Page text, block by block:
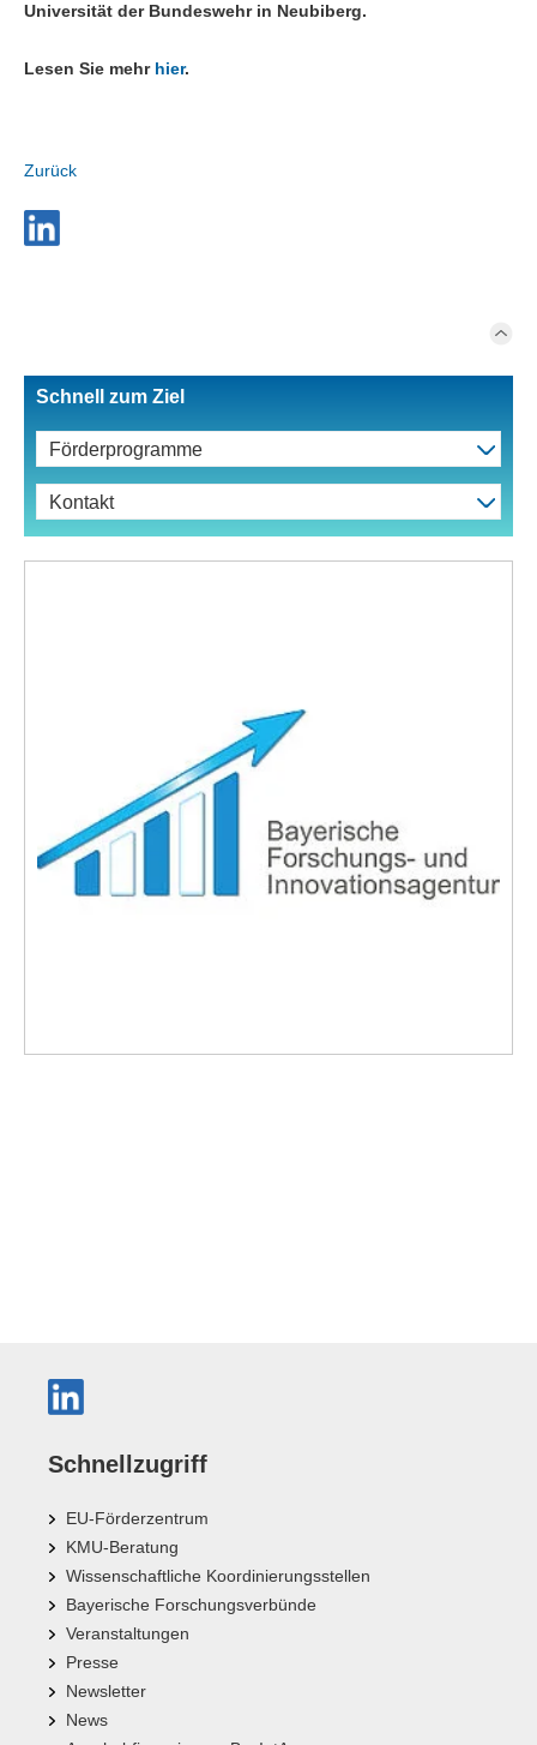
Universität der Bundeswehr in Neubiberg.
Lesen Sie mehr hier.
Zurück
Schnell zum Ziel
Förderprogramme
Kontakt
Schnellzugriff
EU-Förderzentrum
KMU-Beratung
Wissenschaftliche Koordinierungsstellen
Bayerische Forschungsverbünde
Veranstaltungen
Presse
Newsletter
News